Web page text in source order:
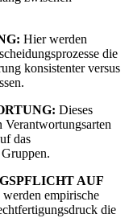
Hier werden
die
konsistenter versus
Dieses
das
AUF
werden empirische
die